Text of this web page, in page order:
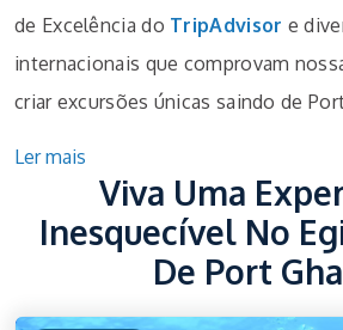
de Excelência do TripAdvisor e
internacionais que comprovam
criar excursões únicas saindo de
Ler mais
Viva Uma
Inesquecível No
De Port